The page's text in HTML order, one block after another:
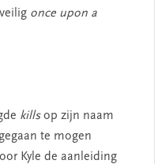
once upon a
killsop zijn naam
te mogen
Kyle de aanleiding